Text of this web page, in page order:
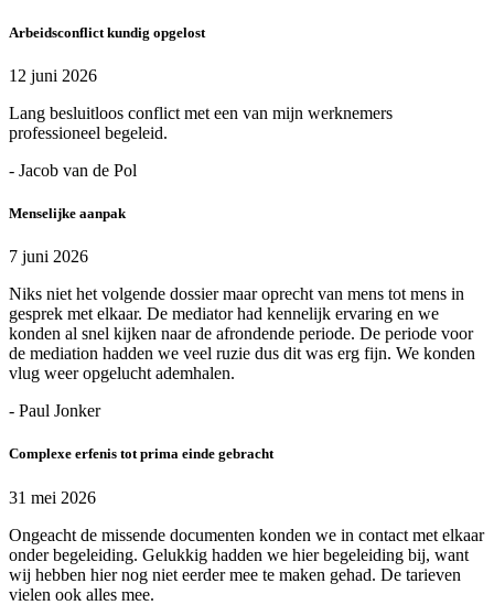
Arbeidsconflict kundig opgelost
12 juni 2026
Lang besluitloos conflict met een van mijn werknemers
professioneel begeleid.
- Jacob van de Pol
Menselijke aanpak
7 juni 2026
Niks niet het volgende dossier maar oprecht van mens tot mens in
gesprek met elkaar. De mediator had kennelijk ervaring en we
konden al snel kijken naar de afrondende periode. De periode voor
de mediation hadden we veel ruzie dus dit was erg fijn. We konden
vlug weer opgelucht ademhalen.
- Paul Jonker
Complexe erfenis tot prima einde gebracht
31 mei 2026
Ongeacht de missende documenten konden we in contact met elkaar
onder begeleiding. Gelukkig hadden we hier begeleiding bij, want
wij hebben hier nog niet eerder mee te maken gehad. De tarieven
vielen ook alles mee.